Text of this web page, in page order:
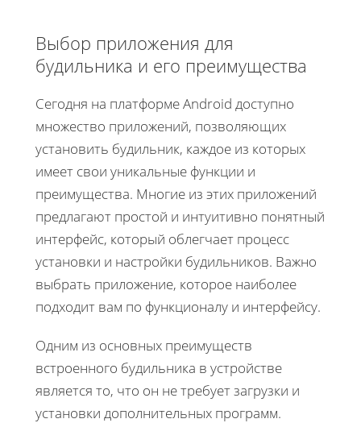
Выбор приложения для
будильника и его преимущества
Сегодня на платформе Android доступно
множество приложений, позволяющих
установить будильник, каждое из которых
имеет свои уникальные функции и
преимущества. Многие из этих приложений
предлагают простой и интуитивно понятный
интерфейс, который облегчает процесс
установки и настройки будильников. Важно
выбрать приложение, которое наиболее
подходит вам по функционалу и интерфейсу.
Одним из основных преимуществ
встроенного будильника в устройстве
является то, что он не требует загрузки и
установки дополнительных программ.